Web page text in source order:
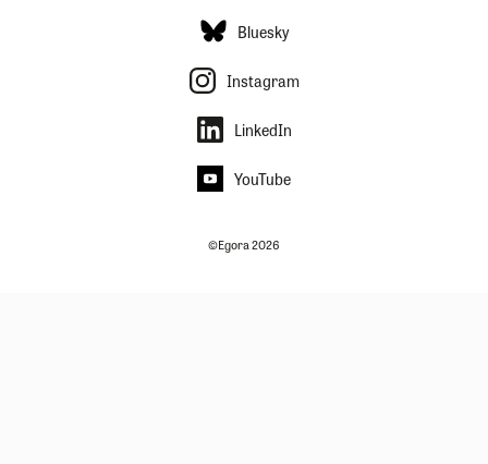
Bluesky
Instagram
LinkedIn
YouTube
©Egora 2026